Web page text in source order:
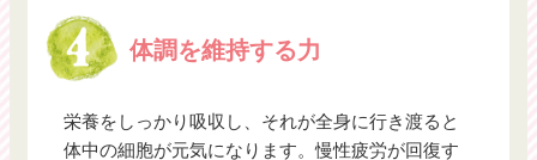
体調を維持する力
栄養をしっかり吸収し、それが全身に行き渡ると
体中の細胞が元気になります。慢性疲労が回復す